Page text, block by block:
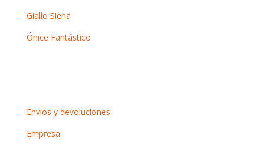
Giallo Siena
Ónice Fantástico
Envíos y devoluciones
Empresa